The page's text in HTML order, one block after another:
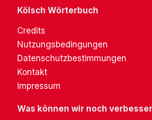
Kölsch Wörterbuch
Credits
Nutzungsbedingungen
Datenschutzbestimmungen
Kontakt
Impressum
Was können wir noch